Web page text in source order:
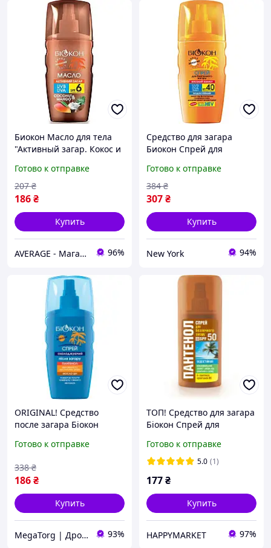
Биокон Масло для тела
"Активный загар. Кокос и
Готово к отправке
186₴
207 ₴
Купить
AVERAGE - Магазин Без предоплати 96%
Средство для загара
Биокон Спрей для
Высокая защита SPF-40
160 мл (4820008318411) m
Готово к отправке
307₴
384 ₴
Купить
New York 94%
ORIGINAL! Средство
после загара Біокон
мл (4820008311030) -
MegaTorg.com.ua
Готово к отправке
186₴
338 ₴
Купить
MegaTorg | Дропшиппинг и Опт 93%
ТОП! Средство для загара
Біокон Спрей для
Пантенол SPF 50 95 мл
(4820064563404) - (gHome)
Готово к отправке
5.0 (1)
177₴
Купить
HAPPYMARKET 97%